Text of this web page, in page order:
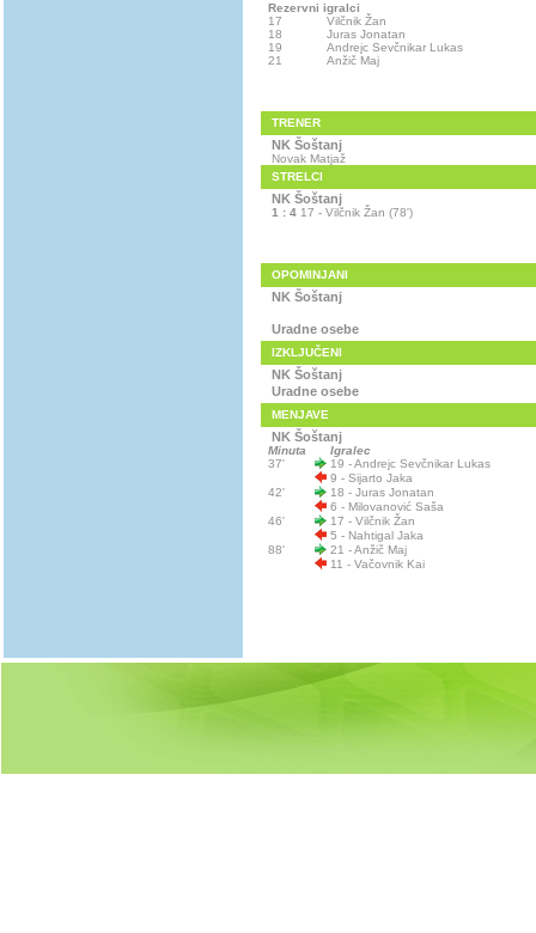
Rezervni igralci
17
Vilčnik Žan
18
Juras Jonatan
19
Andrejc Sevčnikar Lukas
21
Anžič Maj
TRENER
NK Šoštanj
Novak Matjaž
STRELCI
NK Šoštanj
1 : 4 17 - Vilčnik Žan (78')
OPOMINJANI
NK Šoštanj
Uradne osebe
IZKLJUČENI
NK Šoštanj
Uradne osebe
MENJAVE
NK Šoštanj
Minuta
Igralec
37'
19 - Andrejc Sevčnikar Lukas
9 - Sijarto Jaka
42'
18 - Juras Jonatan
6 - Milovanović Saša
46'
17 - Vilčnik Žan
5 - Nahtigal Jaka
88'
21 - Anžič Maj
11 - Vačovnik Kai